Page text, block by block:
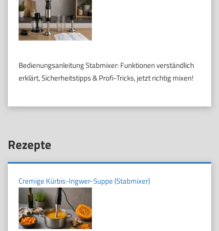
Bedienungsanleitung Stabmixer: Funktionen verständlich
erklärt, Sicherheitstipps & Profi-Tricks, jetzt richtig mixen!
Rezepte
Cremige Kürbis-Ingwer-Suppe (Stabmixer)